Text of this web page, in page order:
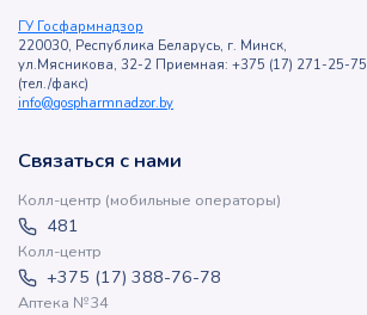
ГУ Госфармнадзор
220030, Республика Беларусь, г. Минск,
ул.Мясникова, 32-2 Приемная: +375 (17) 271-25-75
(тел./факс)
info@gospharmnadzor.by
Связаться с нами
Колл-центр (мобильные операторы)
481
Колл-центр
+375 (17) 388-76-78
Аптека №34